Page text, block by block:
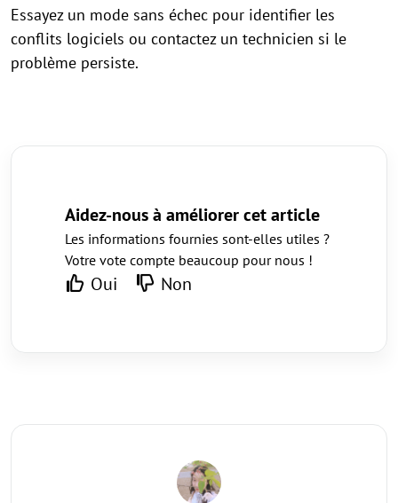
Essayez un mode sans échec pour identifier les
conflits logiciels ou contactez un technicien si le
problème persiste.
Aidez-nous à améliorer cet article
Les informations fournies sont-elles utiles ?
Votre vote compte beaucoup pour nous !
Oui Non